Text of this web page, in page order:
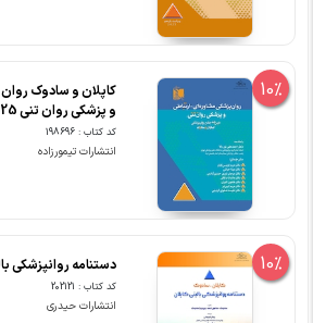
10%
کاپلان و سادوک
و پزشکی روان تنی 2025
کد کتاب : 198696
انتشارات تیمورزاده
10% دستنامه روانپزشکی
کد کتاب : 202121
انتشارات حیدری